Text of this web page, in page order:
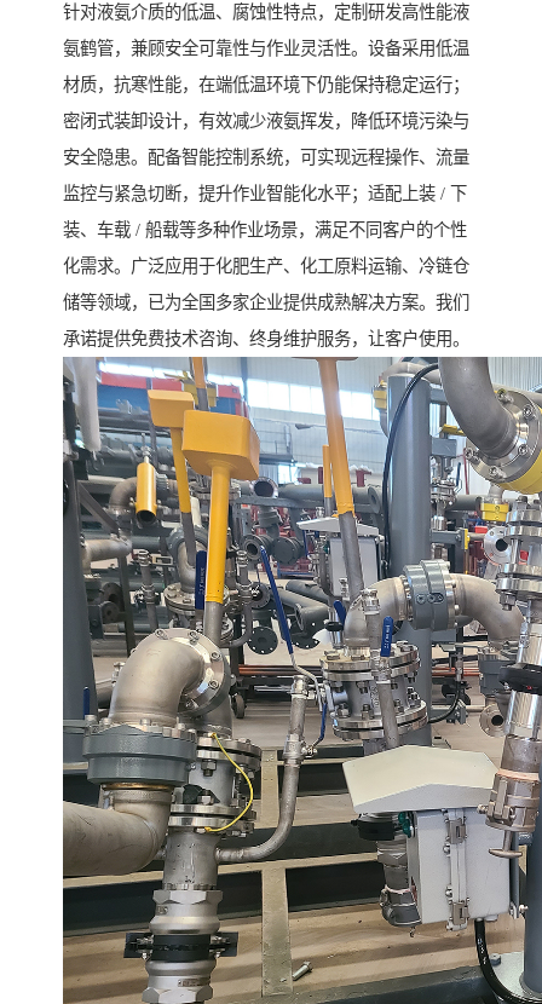
针对液氨介质的低温、腐蚀性特点，定制研发高性能液
氨鹤管，兼顾安全可靠性与作业灵活性。设备采用低温
材质，抗寒性能，在端低温环境下仍能保持稳定运行；
密闭式装卸设计，有效减少液氨挥发，降低环境污染与
安全隐患。配备智能控制系统，可实现远程操作、流量
监控与紧急切断，提升作业智能化水平；适配上装 / 下
装、车载 / 船载等多种作业场景，满足不同客户的个性
化需求。广泛应用于化肥生产、化工原料运输、冷链仓
储等领域，已为全国多家企业提供成熟解决方案。我们
承诺提供免费技术咨询、终身维护服务，让客户使用。